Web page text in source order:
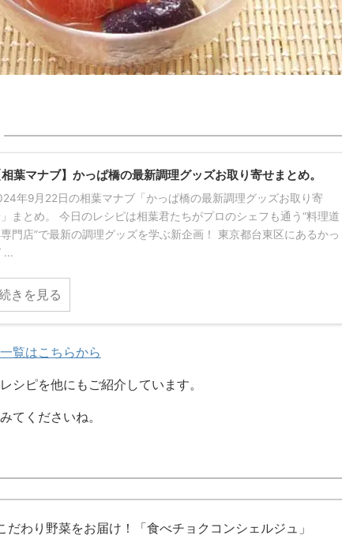
相葉マナブ】かっぱ橋の最新調理グッズお取り寄せまとめ。
年9月22日の相葉マナブ「かっぱ橋の最新調理グッズお取り寄
まとめ。 今日のレシピは相葉君たちがプロのシェフも通う“料理道
門店”で最新の調理グッズを学ぶ新企画！ 東京都台東区にあるかっ
...
きを見る
覧はこちらから
シピを他にもご紹介しています。
てくださいね。
だわり野菜をお届け！「食べチョクコンシェルジュ」